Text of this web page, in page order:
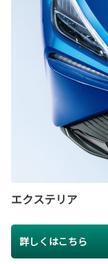
エクステリア
詳しくはこちら